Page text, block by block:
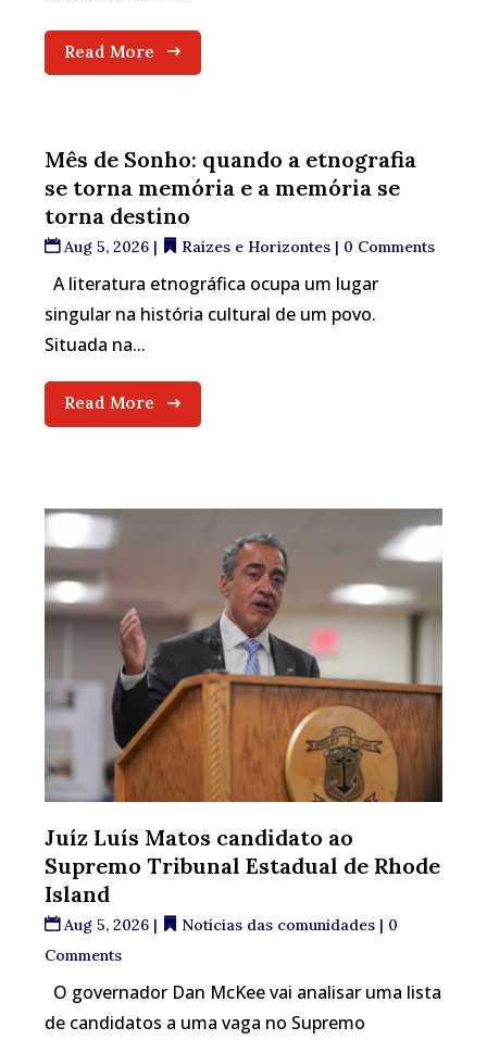
Read More
Mês de Sonho: quando a etnografia
se torna memória e a memória se
torna destino
Aug 5, 2026 | Raízes e Horizontes | 0 Comments
A literatura etnográfica ocupa um lugar
singular na história cultural de um povo.
Situada na...
Read More
Juíz Luís Matos candidato ao
Supremo Tribunal Estadual de Rhode
Island
Aug 5, 2026 | Notícias das comunidades | 0
Comments
O governador Dan McKee vai analisar uma lista
de candidatos a uma vaga no Supremo